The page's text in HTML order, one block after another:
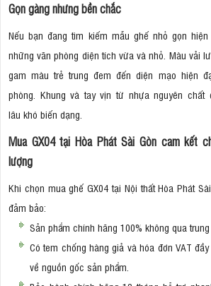
Gọn gàng nhưng bền chắc
Nếu bạn đang tìm kiếm mẫu ghế nhỏ gọn
những văn phòng diện tích vừa và nhỏ. Màu vải
gam màu trẻ trung đem đến diện mạo hiện
phòng. Khung và tay vịn từ nhựa nguyên
lâu khó biến dạng.
Mua GX04 tại Hòa Phát Sài Gòn cam kết
lượng
Khi chọn mua ghế GX04 tại Nội thất Hòa Phát
đảm bảo:
Sản phẩm chính hãng 100% không qua trung
Có tem chống hàng giả và hóa đơn VAT
về nguồn gốc sản phẩm.